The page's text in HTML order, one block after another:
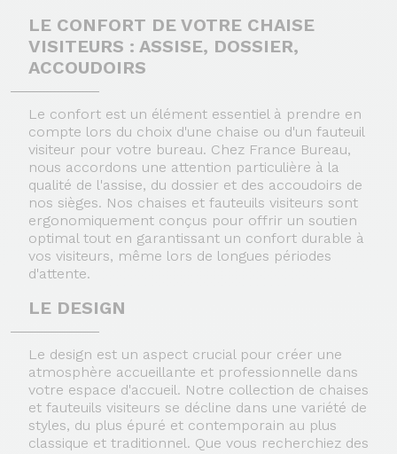
LE CONFORT DE VOTRE CHAISE
VISITEURS : ASSISE, DOSSIER,
ACCOUDOIRS
Le confort est un élément essentiel à prendre en
compte lors du choix d'une chaise ou d'un fauteuil
visiteur pour votre bureau. Chez France Bureau,
nous accordons une attention particulière à la
qualité de l'assise, du dossier et des accoudoirs de
nos sièges. Nos chaises et fauteuils visiteurs sont
ergonomiquement conçus pour offrir un soutien
optimal tout en garantissant un confort durable à
vos visiteurs, même lors de longues périodes
d'attente.
LE DESIGN
Le design est un aspect crucial pour créer une
atmosphère accueillante et professionnelle dans
votre espace d'accueil. Notre collection de chaises
et fauteuils visiteurs se décline dans une variété de
styles, du plus épuré et contemporain au plus
classique et traditionnel. Que vous recherchiez des